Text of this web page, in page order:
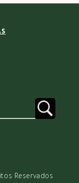
Reservados